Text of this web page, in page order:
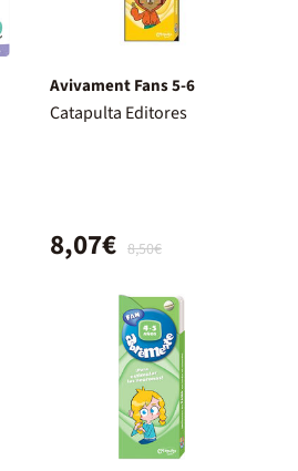
Avivament Fans 5-6
Catapulta Editores
8,50€
8,07€